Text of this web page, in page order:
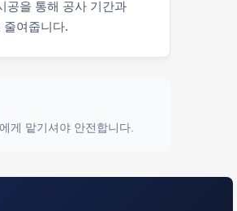
공을 통해 공사 기간과
줄여줍니다.
게 맡기셔야 안전합니다.